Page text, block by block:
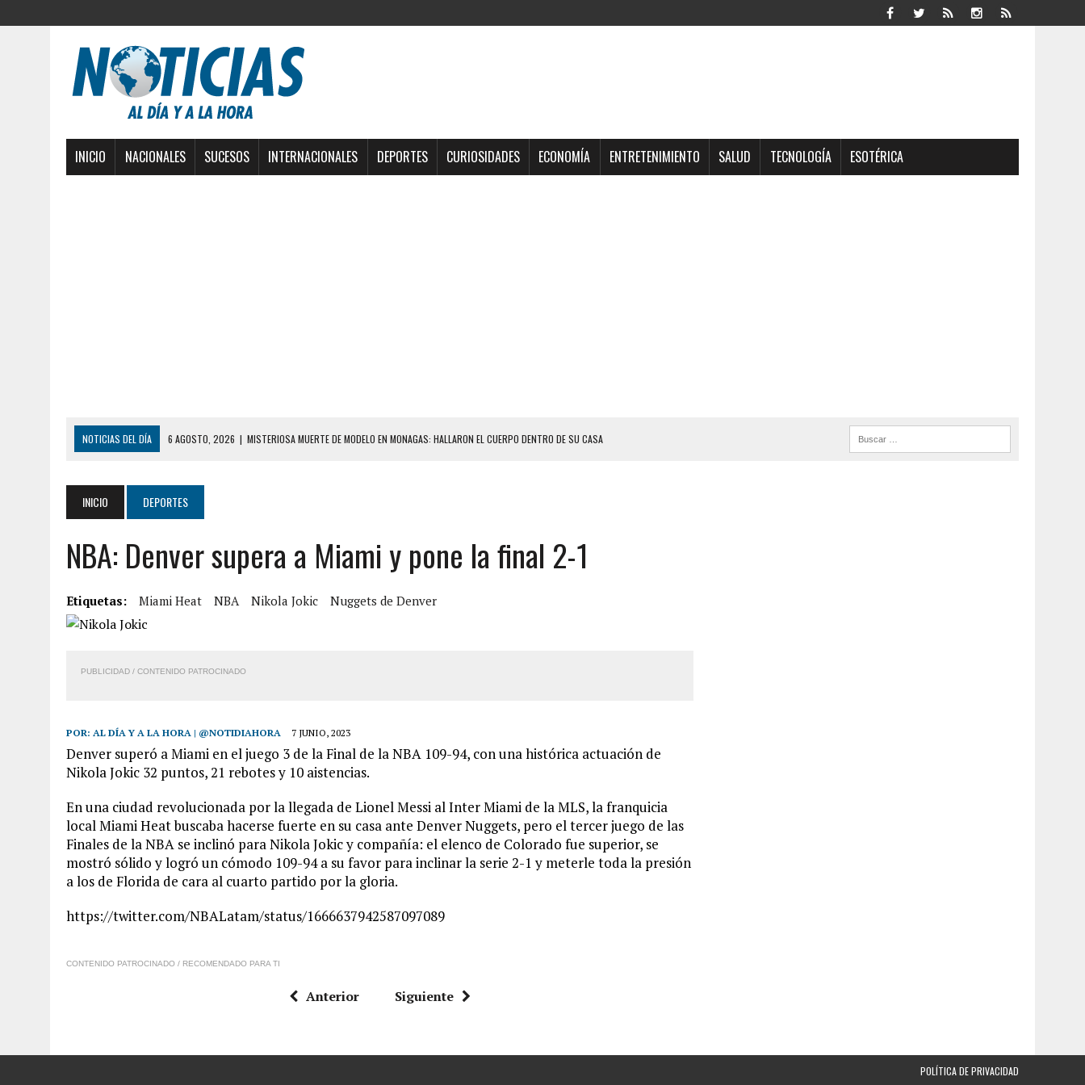
INICIO NACIONALES SUCESOS INTERNACIONALES DEPORTES CURIOSIDADES ECONOMÍA ENTRETENIMIENTO SALUD TECNOLOGÍA ESOTÉRICA
NOTICIAS DEL DÍA 6 AGOSTO, 2026 | MISTERIOSA MUERTE DE MODELO EN MONAGAS: HALLARON EL CUERPO DENTRO DE SU CASA
5 AGOSTO, 2026 | PRESUNTO BROTE PSICÓTICO POR FALTA DE TRATAMIENTO DESENCADENÓ TRAGEDIA FAMILIAR
5 AGOSTO, 2026
HORROR EN BARINAS: UN HOMBRE INDUJO AL SUICIDIO A UNA ADOLESCENTE DE 13 AÑOS TRAS ABUSAR DE ELLA
3 AGOSTO, 2026
LA INCREÍBLE FORMA EN LA QUE SOBREVIVIÓ UN HOMBRE Y SU FAMILIA TRAS LOS TERREMOTOS: CAYERON DESDE EL PISO NUEVE DEL
EDIFICIO PETUNIA
7 AGOSTO, 2026
7 AGOSTO, 2026 | YARACUY: ASESINARON DOS HOMBRES EL MISMO DÍA EN SECTORES VECINOS
INICIO DEPORTES
NBA: Denver supera a Miami y pone la final 2-1
Etiquetas: Miami Heat NBA Nikola Jokic Nuggets de Denver
PUBLICIDAD / CONTENIDO PATROCINADO
POR: AL DÍA Y A LA HORA | @NOTIDIAHORA 7 JUNIO, 2023
Denver superó a Miami en el juego 3 de la Final de la NBA 109-94, con una histórica actuación de
Nikola Jokic 32 puntos, 21 rebotes y 10 aistencias.
En una ciudad revolucionada por la llegada de Lionel Messi al Inter Miami de la MLS, la franquicia
local Miami Heat buscaba hacerse fuerte en su casa ante Denver Nuggets, pero el tercer juego de las
Finales de la NBA se inclinó para Nikola Jokic y compañía: el elenco de Colorado fue superior, se
mostró sólido y logró un cómodo 109-94 a su favor para inclinar la serie 2-1 y meterle toda la presión
a los de Florida de cara al cuarto partido por la gloria.
https://twitter.com/NBALatam/status/1666637942587097089
CONTENIDO PATROCINADO / RECOMENDADO PARA TI
Anterior Siguiente
POLÍTICA DE PRIVACIDAD